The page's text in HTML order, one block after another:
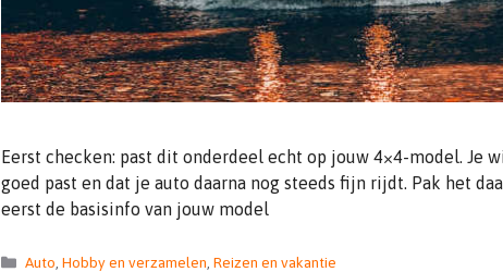
Eerst checken: past dit onderdeel echt op jouw 4×4-model. Je
goed past en dat je auto daarna nog steeds fijn rijdt. Pak het
eerst de basisinfo van jouw model
Categorieën
Auto Hobby en verzamelen Reizen en vakantie